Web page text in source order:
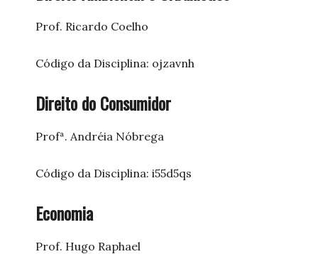
Prof. Ricardo Coelho
Código da Disciplina: ojzavnh
Direito do Consumidor
Profª. Andréia Nóbrega
Código da Disciplina: i55d5qs
Economia
Prof. Hugo Raphael